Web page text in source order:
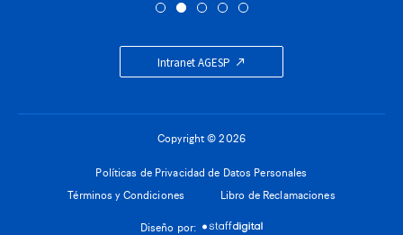
Intranet AGESP
Copyright © 2026
Políticas de Privacidad de Datos Personales
Términos y Condiciones
Libro de Reclamaciones
Diseño por: